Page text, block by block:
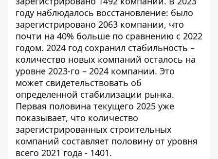
году наблюдалось восстановление: было
зарегистрировано 2063 компании, что
почти на 40% больше по сравнению с 2022
годом. 2024 год сохранил стабильность –
количество новых компаний осталось на
уровне 2023-го – 2024 компании. Это
может свидетельствовать об
определенной стабилизации рынка.
Первая половина текущего 2025 уже
показывает, что количество
зарегистрированных строительных
компаний составляет половину от уровня
всего 2021 года - 1401.